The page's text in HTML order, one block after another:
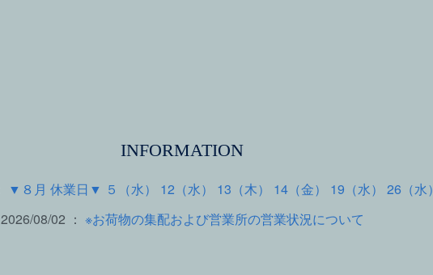
INFORMATION
▼８月 休業日▼ ５（水） 12（水） 13（木） 14（金） 19（水） 26（水）
2026/08/02 ： ※お荷物の集配および営業所の営業状況について